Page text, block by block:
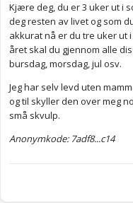
Kjære deg, du er 3 uker ut i
deg resten av livet og som
akkurat nå er du tre uker ut
året skal du gjennom alle
bursdag, morsdag, jul osv.
Jeg har selv levd uten
og til skyller den over meg
små skvulp.
Anonymkode: 7adf8...c14